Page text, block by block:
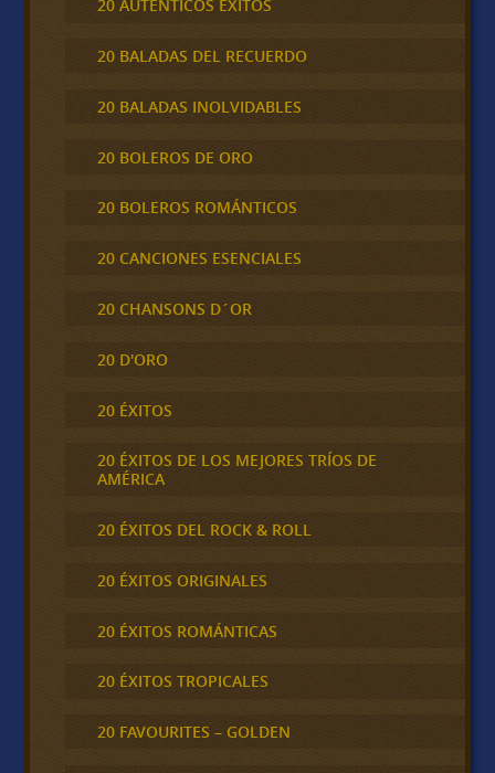
20 AUTÉNTICOS ÉXITOS
20 BALADAS DEL RECUERDO
20 BALADAS INOLVIDABLES
20 BOLEROS DE ORO
20 BOLEROS ROMÁNTICOS
20 CANCIONES ESENCIALES
20 CHANSONS D´OR
20 D'ORO
20 ÉXITOS
20 ÉXITOS DE LOS MEJORES TRÍOS DE
AMÉRICA
20 ÉXITOS DEL ROCK & ROLL
20 ÉXITOS ORIGINALES
20 ÉXITOS ROMÁNTICAS
20 ÉXITOS TROPICALES
20 FAVOURITES – GOLDEN